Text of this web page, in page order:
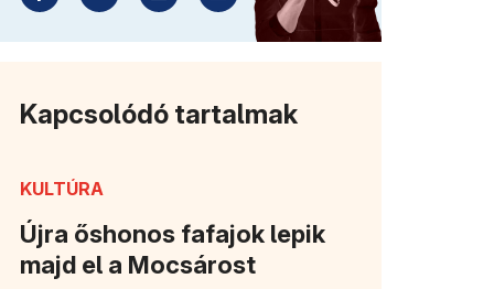
Kapcsolódó tartalmak
KULTÚRA
Újra őshonos fafajok lepik
majd el a Mocsárost